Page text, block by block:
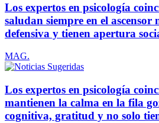
Los expertos en psicología
saludan siempre en el ascensor
defensiva y tienen apertura
MAG.
Los expertos en psicología
mantienen la calma en la fila
cognitiva, gratitud y no solo